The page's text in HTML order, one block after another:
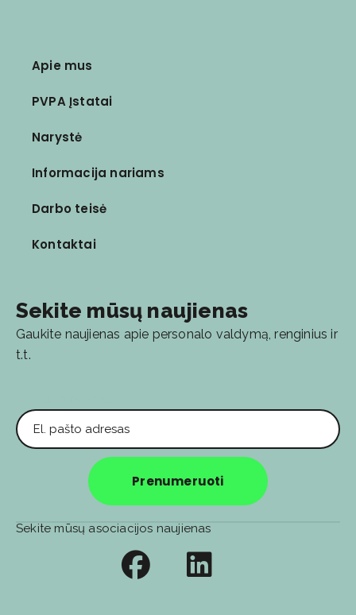
Apie mus
PVPA Įstatai
Narystė
Informacija nariams
Darbo teisė
Kontaktai
Sekite mūsų naujienas
Gaukite naujienas apie personalo valdymą, renginius ir
t.t.
Prenumeruoti
Sekite mūsų asociacijos naujienas